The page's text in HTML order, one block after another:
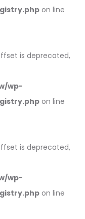
on line
is deprecated,
wp-
on line
is deprecated,
wp-
on line